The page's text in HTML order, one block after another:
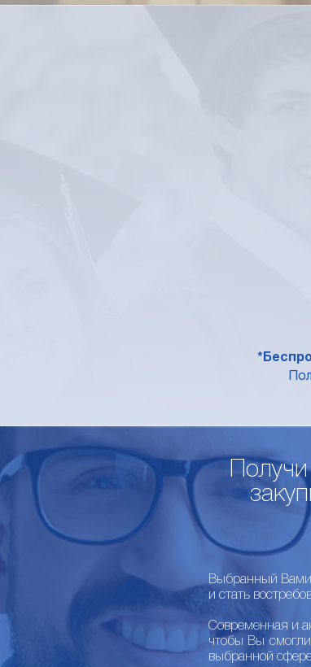
Выбранный Вами
и стать
Современная и
чтобы Вы
выбранной